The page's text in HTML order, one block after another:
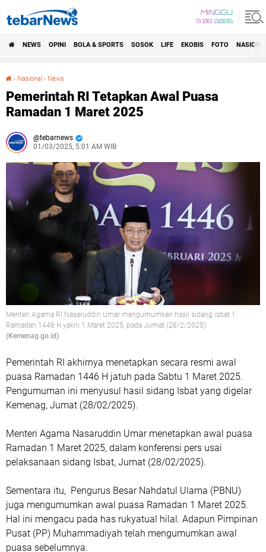
MINGGU
9 08 2026
NEWS OPINI BOLA & SPORTS SOSOK LIFE EKOBIS FOTO
› Nasional › News
Pemerintah RI Tetapkan Awal Puasa
Ramadan 1 Maret 2025
tebarnews
01/03/2025, 5:01 AM WIB
Menteri Agama RI Nasaruddin Umar mengumumkan hasil sidang isbat 1
Ramadan 1446 H yakni 1 Maret 2025, pada Jumat (28/2/2025).
(Kemenag.go.id)
Pemerintah RI akhirnya menetapkan secara resmi awal
puasa Ramadan 1446 H jatuh pada Sabtu 1 Maret 2025.
Pengumuman ini menyusul hasil sidang Isbat yang digelar
Kemenag, Jumat (28/02/2025).
Menteri Agama Nasaruddin Umar menetapkan awal puasa
Ramadan 1 Maret 2025, dalam konferensi pers usai
pelaksanaan sidang Isbat, Jumat (28/02/2025).
Sementara itu, Pengurus Besar Nahdatul Ulama (PBNU)
juga mengumumkan awal puasa Ramadan 1 Maret 2025.
Hal ini mengacu pada has rukyatual hilal. Adapun Pimpinan
Pusat (PP) Muhammadiyah telah mengumumkan awal
puasa sebelumnya.